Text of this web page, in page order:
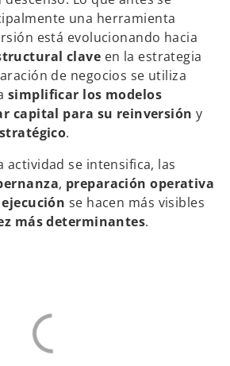
una herramienta
está evolucionando hacia
clave en la estrategia
de negocios se utiliza
simplificar los modelos
capital para su reinversión y
.
actividad se intensifica, las
, preparación operativa
se hacen más visibles
más determinantes.